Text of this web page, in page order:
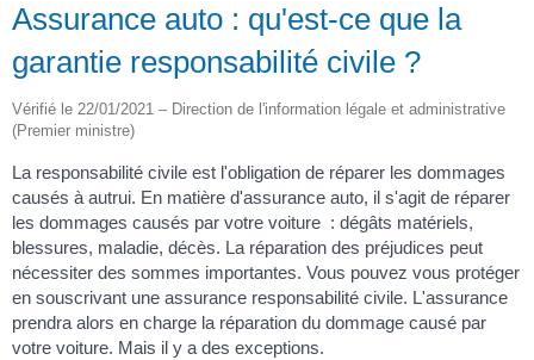
Assurance auto : qu'est-ce que la
garantie responsabilité civile ?
Vérifié le 22/01/2021 – Direction de l'information légale et administrative
(Premier ministre)
La responsabilité civile est l'obligation de réparer les dommages
causés à autrui. En matière d'assurance auto, il s'agit de réparer
les dommages causés par votre voiture : dégâts matériels,
blessures, maladie, décès. La réparation des préjudices peut
nécessiter des sommes importantes. Vous pouvez vous protéger
en souscrivant une assurance responsabilité civile. L'assurance
prendra alors en charge la réparation du dommage causé par
votre voiture. Mais il y a des exceptions.